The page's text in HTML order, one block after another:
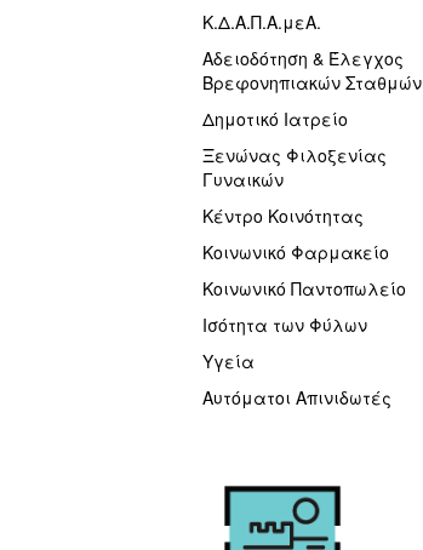
Κ.Δ.Α.Π.Α.μεΑ.
Αδειοδότηση & Έλεγχος
Βρεφονηπιακών Σταθμών
Δημοτικό Ιατρείο
Ξενώνας Φιλοξενίας
Γυναικών
Κέντρο Κοινότητας
Κοινωνικό Φαρμακείο
Κοινωνικό Παντοπωλείο
Ισότητα των Φύλων
Υγεία
Αυτόματοι Απινιδωτές